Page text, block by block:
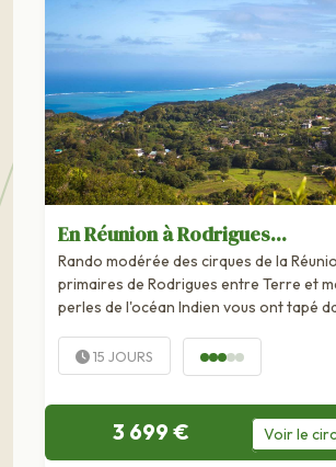
En Réunion à Rodrigues...
Rando modérée des cirques de la
primaires de Rodrigues entre Terre et
perles de l'océan Indien vous ont tapé
spectaculaires, ses villages...
15 JOURS
3 699 € Voirle